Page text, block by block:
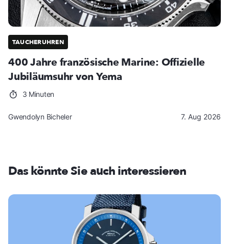
TAUCHERUHREN
400 Jahre französische Marine: Offizielle
Jubiläumsuhr von Yema
3 Minuten
Gwendolyn Bicheler 7. Aug 2026
Das könnte Sie auch interessieren